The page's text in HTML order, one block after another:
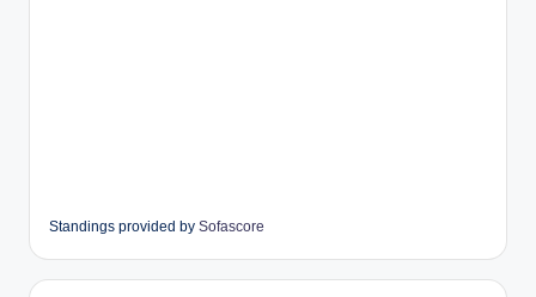
Standings provided by Sofascore